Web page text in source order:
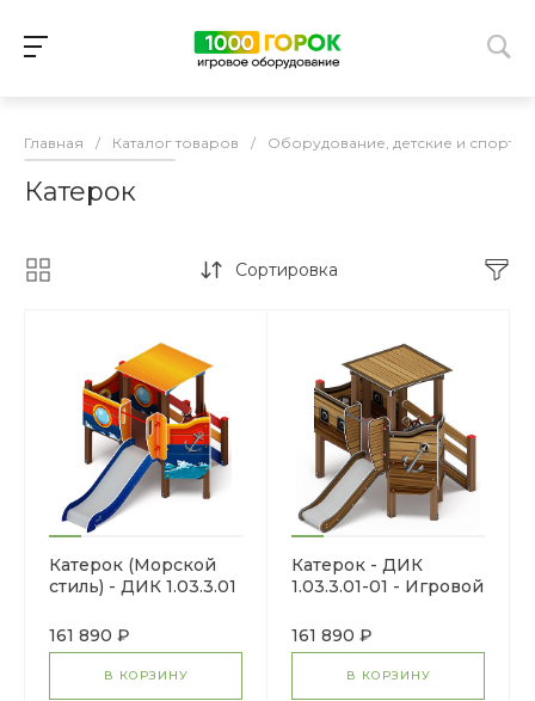
Главная / Каталог товаров / Оборудование, детские и
Катерок
Сортировка
Катерок (Морской
стиль) - ДИК 1.03.3.01
H=750
161 890 ₽
В КОРЗИНУ
Катерок - ДИК
1.03.3.01-01 - Игровой
161 890 ₽
В КОРЗИНУ